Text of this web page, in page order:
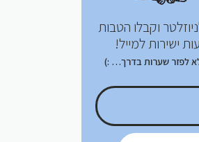
וקבלו הטבות
ישירות למייל!
לפזר שערות בדרך… :)